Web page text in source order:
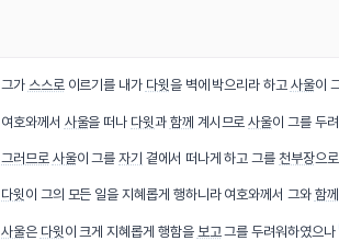
그가 스스로이르기를 내가 다윗을 벽에 박으리라 하고 사울이
여호와께서 사울을 떠나 다윗과 함께 계시므로사울이 그를 두
그러므로 사울이 그를자기 곁에서 떠나게 하고 그를천부장으
다윗 이 그의 모든 일을 지혜롭게 행하니라 여호와께서 그와 함께
사울은 다윗 이 크게 지혜롭게 행함을 보고 그를 두려워하였으나